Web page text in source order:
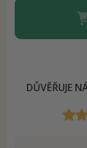
DŮVĚŘUJE